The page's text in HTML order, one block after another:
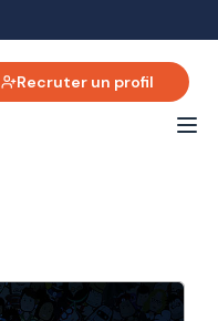
Recruter un profil